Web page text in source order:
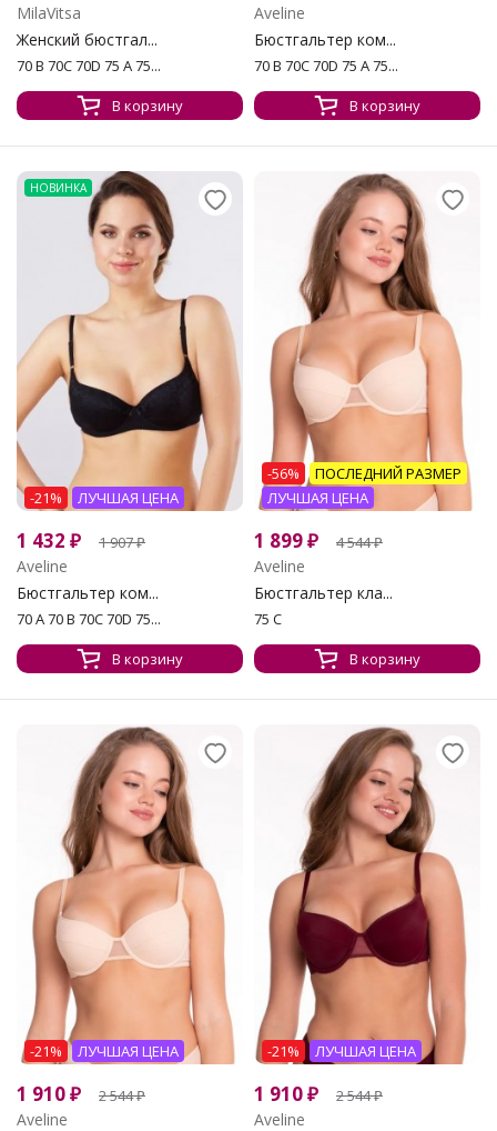
MilaVitsa
Женский бюстгал...
70 B 70C 70D 75 A 75...
В корзину
Aveline
Бюстгальтер ком...
70 B 70C 70D 75 A 75...
В корзину
НОВИНКА
-21% ЛУЧШАЯ ЦЕНА
1 432 ₽ 1 907₽
Aveline
Бюстгальтер ком...
70 A 70 B 70C 70D 75...
В корзину
-56%
ПОСЛЕДНИЙ РАЗМЕР
ЛУЧШАЯ ЦЕНА
1 899₽ 4 544₽
Aveline
Бюстгальтер кла...
75 C
В корзину
-21% ЛУЧШАЯ ЦЕНА
1 910₽ 2 544₽
Aveline
-21% ЛУЧШАЯ ЦЕНА
1 910₽ 2 544₽
Aveline